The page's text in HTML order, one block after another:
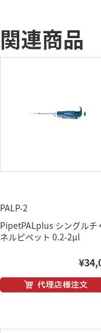
関連商品
PALP-2
PipetPALplus シングルチ
ネルピペット 0.2-2μl